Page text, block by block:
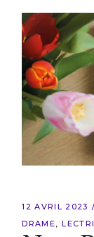
12 AVRIL 2023
DRAME